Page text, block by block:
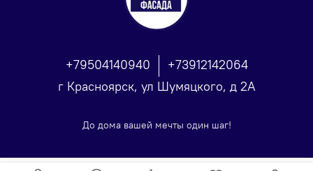
+79504140940
+73912142064
г Красноярск, ул Шумяцкого, д 2А
До дома вашей мечты один шаг!